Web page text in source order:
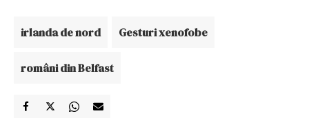
irlanda de nord Gesturi xenofobe
români din Belfast